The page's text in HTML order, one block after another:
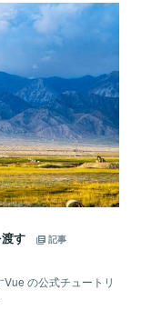
す
記事
の公式チュートリ